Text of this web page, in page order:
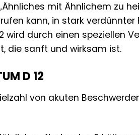
mit Ähnlichem zu
kann, in stark
wird durch einen speziellen
die sanft und wirksam ist.
D 12
von akuten